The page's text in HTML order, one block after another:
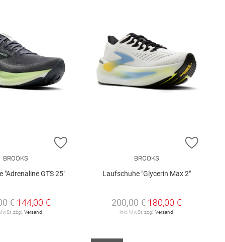
HINZUFÜGEN
BROOKS
"Adrenaline GTS 25"
€ 144,00 €
zzgl.Versand
ZUR
BROOKS
Laufschuhe "Glycerin Max 2"
200,00 € 180,00 €
inkl. MwSt. zzgl.Versand